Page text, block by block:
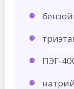
ПЭГ-